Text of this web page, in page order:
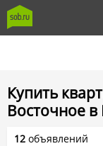
Купить
Восточное
12 объявлений